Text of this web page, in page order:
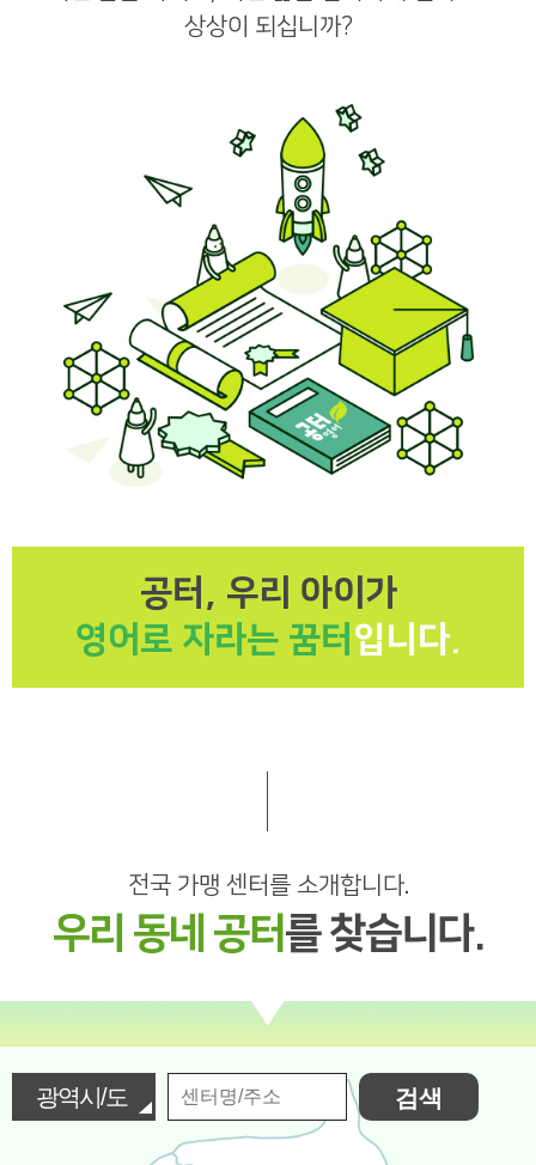
상상이 되십니까?
공터, 우리 아이가
영어로 자라는 꿈터 입니다.
전국 가맹 센터를 소개합니다.
우리 동네 공터를 찾습니다.
역
검색